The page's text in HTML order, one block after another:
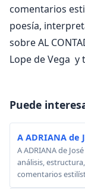
comentarios
poesía,
sobre AL
Lope de Vega y
Puede
A ADRIANA de
A ADRIANA de
análisis,
comentarios